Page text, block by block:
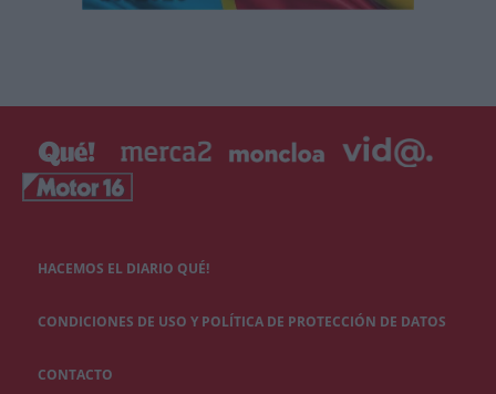
HACEMOS EL DIARIO QUÉ!
CONDICIONES DE USO Y POLÍTICA DE PROTECCIÓN DE DATOS
CONTACTO